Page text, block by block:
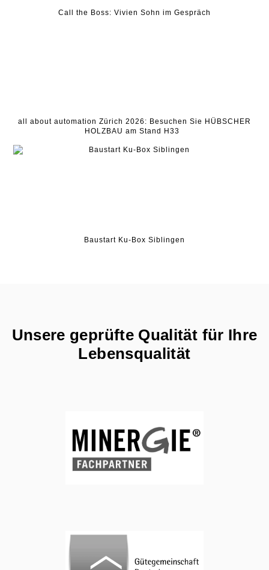
Call the Boss: Vivien Sohn im Gespräch
all about automation Zürich 2026: Besuchen Sie HÜBSCHER
HOLZBAU am Stand H33
Baustart Ku-Box Siblingen
Unsere geprüfte Qualität für Ihre
Lebensqualität